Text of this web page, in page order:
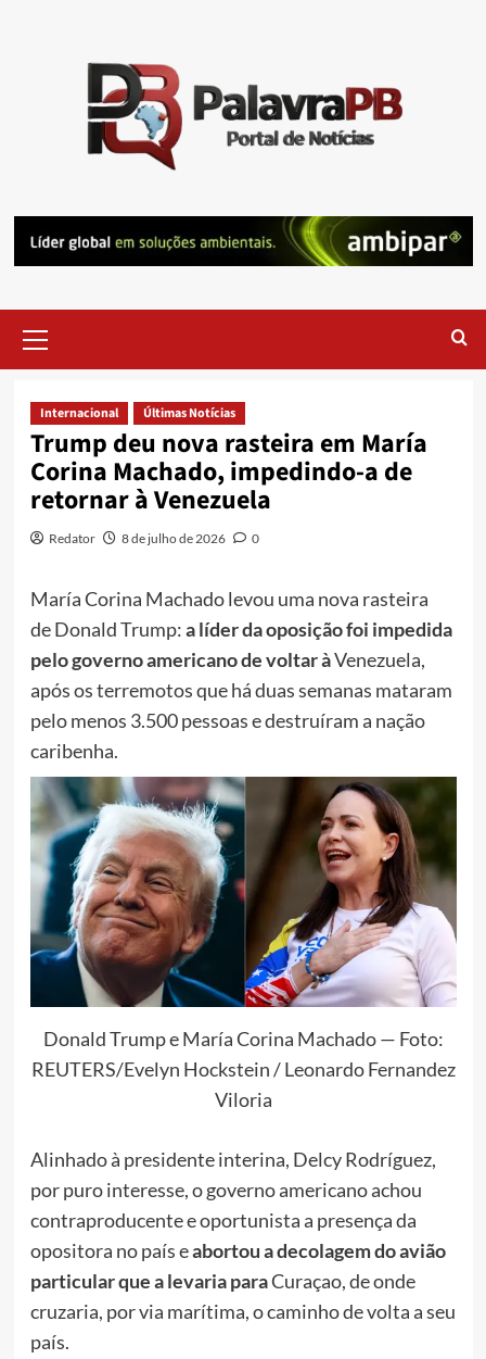
Menu
Internacional Últimas Notícias
Trump deu nova rasteira em María
Corina Machado, impedindo-a de
retornar à Venezuela
Redator 8 de julho de 2026 0
María Corina Machado levou uma nova rasteira
de Donald Trump:a líder da oposição foi impedida
pelo governo americano de voltar àVenezuela,
após os terremotos que há duas semanas mataram
pelo menos 3.500 pessoas e destruíram a nação
caribenha.
Donald Trump e María Corina Machado — Foto:
REUTERS/Evelyn Hockstein / Leonardo Fernandez
Viloria
Alinhado à presidente interina, Delcy Rodríguez,
por puro interesse, o governo americano achou
contraproducente e oportunista a presença da
opositora no país eabortou a decolagem do avião
particular que a levaria paraCuraçao, de onde
cruzaria, por via marítima, o caminho de volta a seu
país.